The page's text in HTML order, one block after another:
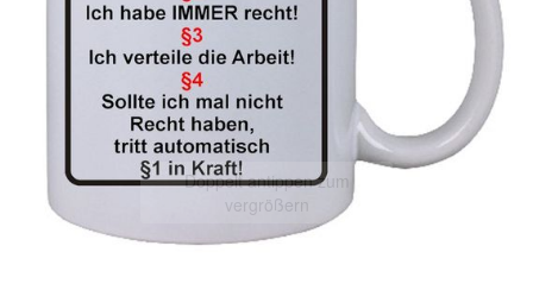
Doppelt antippen zum
vergrößern